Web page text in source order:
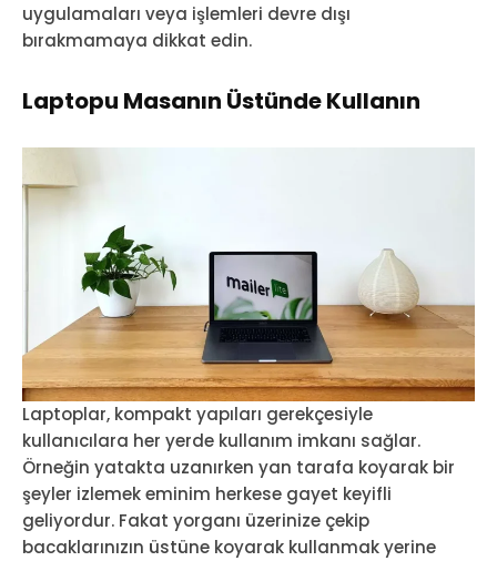
uygulamaları veya işlemleri devre dışı
bırakmamaya dikkat edin.
Laptopu Masanın Üstünde Kullanın
Laptoplar, kompakt yapıları gerekçesiyle
kullanıcılara her yerde kullanım imkanı sağlar.
Örneğin yatakta uzanırken yan tarafa koyarak bir
şeyler izlemek eminim herkese gayet keyifli
geliyordur. Fakat yorganı üzerinize çekip
bacaklarınızın üstüne koyarak kullanmak yerine